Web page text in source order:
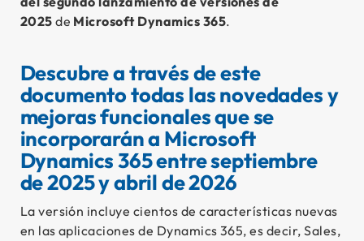
2025 de Microsoft Dynamics 365.
Descubre a través de este
documento todas las novedades y
mejoras funcionales que se
incorporarán a Microsoft
Dynamics 365 entre septiembre
de 2025 y abril de 2026
La versión incluye cientos de características nuevas
en las aplicaciones de Dynamics 365, es decir, Sales,